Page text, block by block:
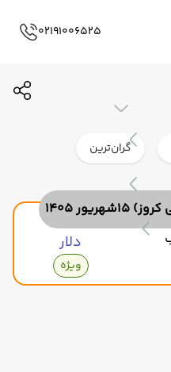
02191006525
گران‌ترین
۴٬۷۹۰
دلار
ویژه